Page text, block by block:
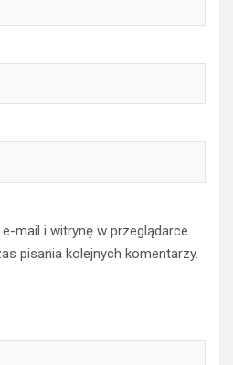
mail i witrynę w przeglądarce
pisania kolejnych komentarzy.